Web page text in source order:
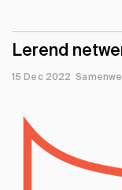
Lerend
15 Dec 2022